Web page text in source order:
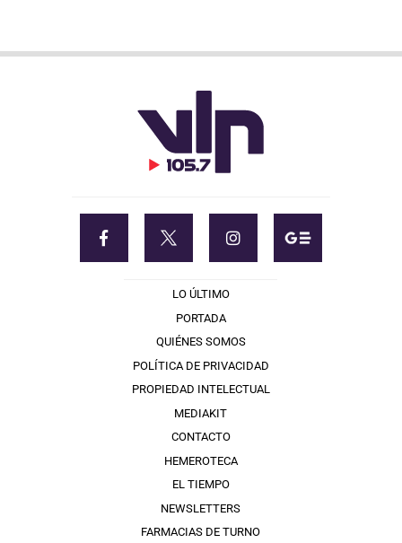
LO ÚLTIMO
PORTADA
QUIÉNES SOMOS
POLÍTICA DE PRIVACIDAD
PROPIEDAD INTELECTUAL
MEDIAKIT
CONTACTO
HEMEROTECA
EL TIEMPO
NEWSLETTERS
FARMACIAS DE TURNO